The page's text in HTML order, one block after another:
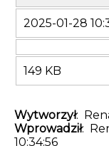
2025-01-28
149 KB
Wytworzył:
Wprowadził:
10:34:56